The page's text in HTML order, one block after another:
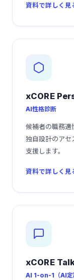
資料で詳しく見
xCORE
AI性格診断
候補者の職務適
独自設計のアセ
支援します。
資料で詳しく見
xCORE
AI 1-on-1（AI定